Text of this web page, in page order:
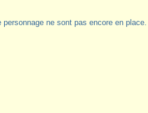
ne sont pas encore en place.